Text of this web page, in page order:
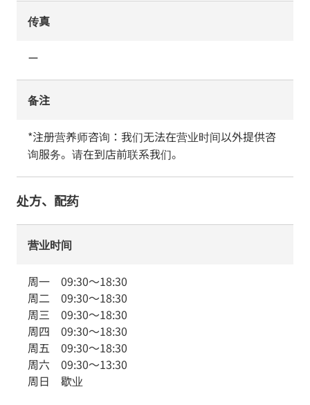
传真
ー
备注
*注册营养师咨询：我们无法在营业时间以外提供咨
询服务。请在到店前联系我们。
处方、配药
营业时间
周一 09:30～18:30
周二 09:30～18:30
周三 09:30～18:30
周四 09:30～18:30
周五 09:30～18:30
周六 09:30～13:30
周日 歇业